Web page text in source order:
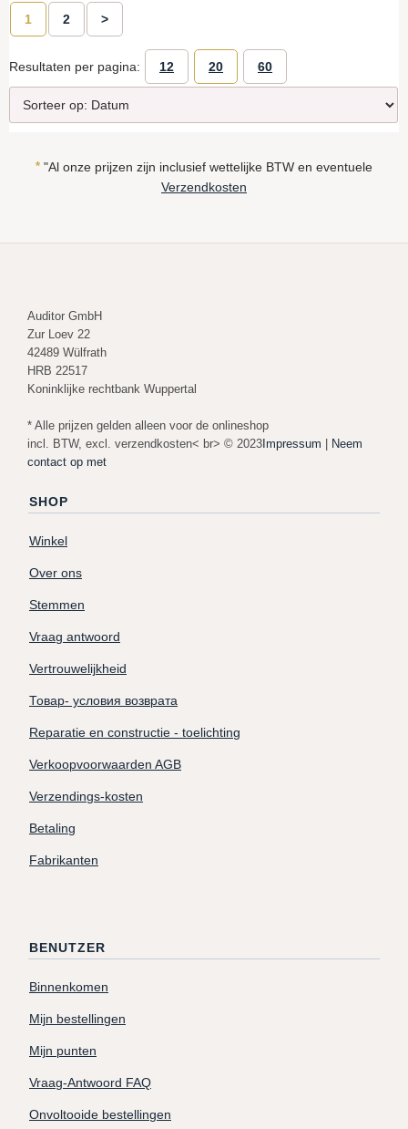
1 2 >
Resultaten per pagina: 12 20 60
* "Al onze prijzen zijn inclusief wettelijke BTW en eventuele
Verzendkosten
Auditor GmbH
Zur Loev 22
42489 Wülfrath
HRB 22517
Koninklijke rechtbank Wuppertal
* Alle prijzen gelden alleen voor de onlineshop
incl. BTW, excl. verzendkosten< br> © 2023Impressum | Neem
contact op met
SHOP
Winkel
Over ons
Stemmen
Vraag antwoord
Vertrouwelijkheid
Товар- условия возврата
Reparatie en constructie - toelichting
Verkoopvoorwaarden AGB
Verzendings-kosten
Betaling
Fabrikanten
BENUTZER
Binnenkomen
Mijn bestellingen
Mijn punten
Vraag-Antwoord FAQ
Onvoltooide bestellingen